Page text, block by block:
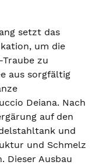
setzt das
um die
zu
aus sorgfältig
Deiana. Nach
auf den
und
und Schmelz
Dieser Ausbau